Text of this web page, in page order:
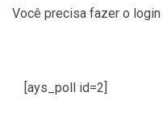
Você precisa fazer o login
[ays_poll id=2]